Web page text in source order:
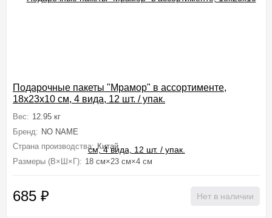
Подарочные пакеты "Мрамор" в ассортименте,
18x23x10 см, 4 вида, 12 шт. / упак.
Вес: 12.95 кг
Бренд: NO NAME
Страна производства: Китай
Размеры (В×Ш×Г): 18 см×23 см×4 см
685 ₽ Нет в наличии